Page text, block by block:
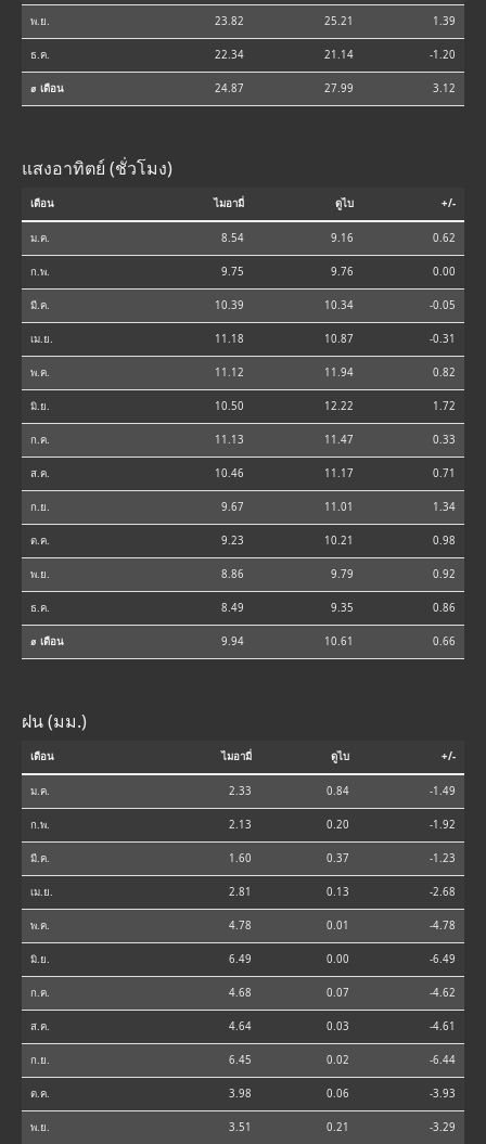
พ.ย. 23.82 25.21 1.39
ธ.ค. 22.34 21.14 -1.20
⌀ เดือน 24.87 27.99 3.12
แสงอาทิตย์ (ชั่วโมง)
เดือน ไมอามี่ ดูไบ +/-
ม.ค. 8.54 9.16 0.62
ก.พ. 9.75 9.76 0.00
มี.ค. 10.39 10.34 -0.05
เม.ย. 11.18 10.87 -0.31
พ.ค. 11.12 11.94 0.82
มิ.ย. 10.50 12.22 1.72
ก.ค. 11.13 11.47 0.33
ส.ค. 10.46 11.17 0.71
ก.ย. 9.67 11.01 1.34
ต.ค. 9.23 10.21 0.98
พ.ย. 8.86 9.79 0.92
ธ.ค. 8.49 9.35 0.86
⌀ เดือน 9.94 10.61 0.66
ฝน (มม.)
เดือน ไมอามี่ ดูไบ +/-
ม.ค. 2.33 0.84 -1.49
ก.พ. 2.13 0.20 -1.92
มี.ค. 1.60 0.37 -1.23
เม.ย. 2.81 0.13 -2.68
พ.ค. 4.78 0.01 -4.78
มิ.ย. 6.49 0.00 -6.49
ก.ค. 4.68 0.07 -4.62
ส.ค. 4.64 0.03 -4.61
ก.ย. 6.45 0.02 -6.44
ต.ค. 3.98 0.06 -3.93
พ.ย. 3.51 0.21 -3.29